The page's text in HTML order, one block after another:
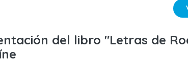
del libro "Letras de